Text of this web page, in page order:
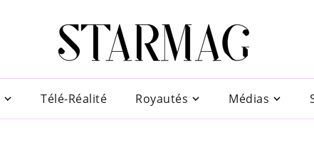
Télé-Réalité Royautés Médias